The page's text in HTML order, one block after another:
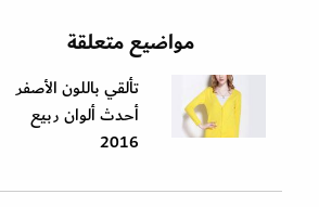
مواضيع متعلقة
تألقي باللون الأصفر
أحدث ألوان ربيع
2016